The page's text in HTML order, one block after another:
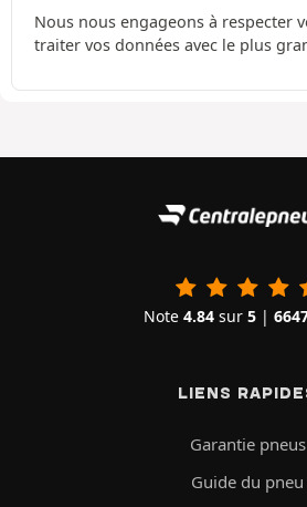
Nous nous engageons à respecter
traiter vos données avec le plus
Note 4.84 sur 5 |
LIENS
Garantie pneus
Guide du pneu